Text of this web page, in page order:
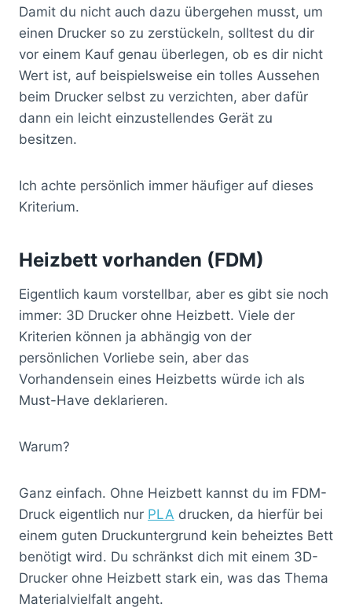
Damit du nicht auch dazu übergehen musst, um
einen Drucker so zu zerstückeln, solltest du dir
vor einem Kauf genau überlegen, ob es dir nicht
Wert ist, auf beispielsweise ein tolles Aussehen
beim Drucker selbst zu verzichten, aber dafür
dann ein leicht einzustellendes Gerät zu
besitzen.
Ich achte persönlich immer häufiger auf dieses
Kriterium.
Heizbett vorhanden (FDM)
Eigentlich kaum vorstellbar, aber es gibt sie noch
immer: 3D Drucker ohne Heizbett. Viele der
Kriterien können ja abhängig von der
persönlichen Vorliebe sein, aber das
Vorhandensein eines Heizbetts würde ich als
Must-Have deklarieren.
Warum?
Ganz einfach. Ohne Heizbett kannst du im FDM-
Druck eigentlich nur PLA drucken, da hierfür bei
einem guten Druckuntergrund kein beheiztes Bett
benötigt wird. Du schränkst dich mit einem 3D-
Drucker ohne Heizbett stark ein, was das Thema
Materialvielfalt angeht.